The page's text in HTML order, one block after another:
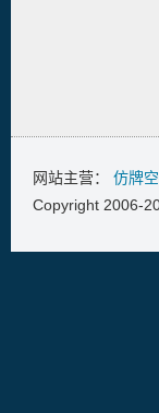
网站主营： 仿牌
Copyright 2006-